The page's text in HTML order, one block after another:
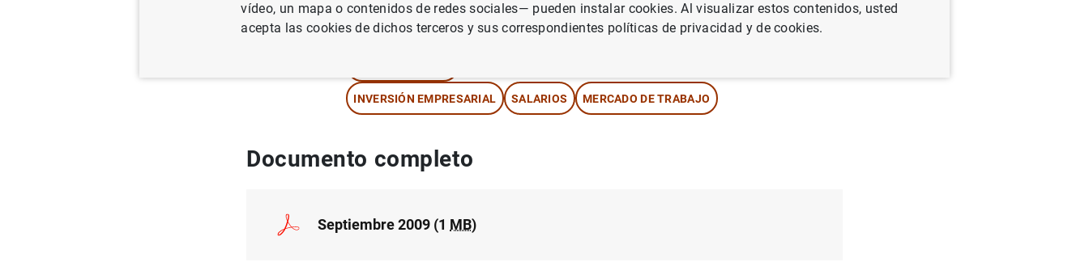
Autor: Banco de España
INVERSIÓN EMPRESARIAL SALARIOS MERCADO DE TRABAJO
Documento completo
Septiembre 2009 (1 MB)
vídeo, un mapa o contenidos de redes sociales— pueden instalar cookies. Al visualizar estos contenidos, usted
acepta las cookies de dichos terceros y sus correspondientes políticas de privacidad y de cookies.